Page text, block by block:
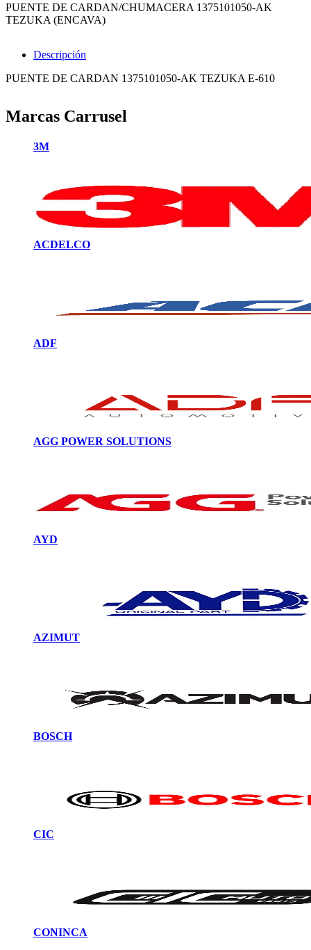
PUENTE DE CARDAN/CHUMACERA 1375101050-AK
TEZUKA (ENCAVA)
Descripción
PUENTE DE CARDAN 1375101050-AK TEZUKA E-610
Marcas Carrusel
3M
ACDELCO
ADF
AGG POWER SOLUTIONS
AYD
AZIMUT
BOSCH
CIC
CONINCA